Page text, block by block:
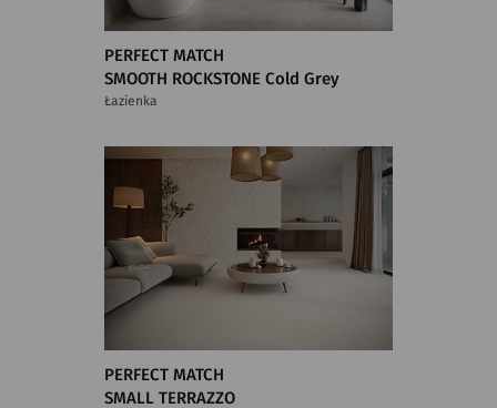
PERFECT MATCH
SMOOTH ROCKSTONE Cold Grey
Łazienka
PERFECT MATCH
SMALL TERRAZZO